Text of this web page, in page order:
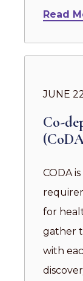
Read
JUNE
Co-
CODA
for
gather
with